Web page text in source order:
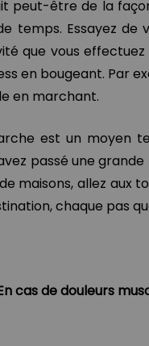
peut-être de la
temps. Essayez de
que vous
en bougeant. Par
en marchant.
est un moyen
passé une
maisons, allez aux
chaque pas
cas de douleurs